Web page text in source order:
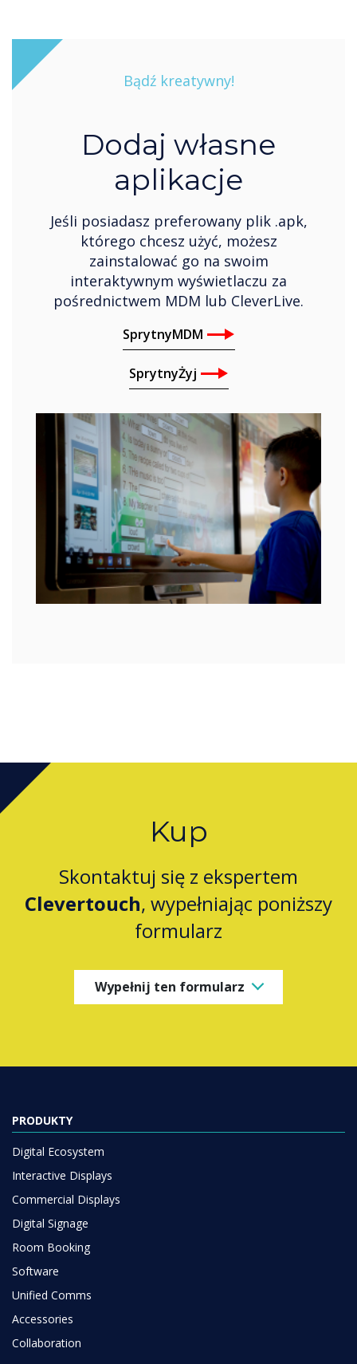
Bądź kreatywny!
Dodaj własne
aplikacje
Jeśli posiadasz preferowany plik .apk,
którego chcesz użyć, możesz
zainstalować go na swoim
interaktywnym wyświetlaczu za
pośrednictwem MDM lub CleverLive.
SprytnyMDM
SprytnyŻyj
Kup
Skontaktuj się z ekspertem
Clevertouch, wypełniając poniższy
formularz
Wypełnij ten formularz
PRODUKTY
Digital Ecosystem
Interactive Displays
Commercial Displays
Digital Signage
Room Booking
Software
Unified Comms
Accessories
Collaboration